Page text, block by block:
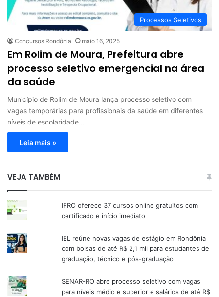
Processos Seletivos
Concursos Rondônia maio 16, 2025
Em Rolim de Moura, Prefeitura abre
processo seletivo emergencial na área
da saúde
Município de Rolim de Moura lança processo seletivo com
vagas temporárias para profissionais da saúde em diferentes
níveis de escolaridade…
Leia mais »
VEJA TAMBÉM
IFRO oferece 37 cursos online gratuitos com
certificado e início imediato
IEL reúne novas vagas de estágio em Rondônia
com bolsas de até R$ 2,1 mil para estudantes de
graduação, técnico e pós-graduação
SENAR-RO abre processo seletivo com vagas
para níveis médio e superior e salários de até R$